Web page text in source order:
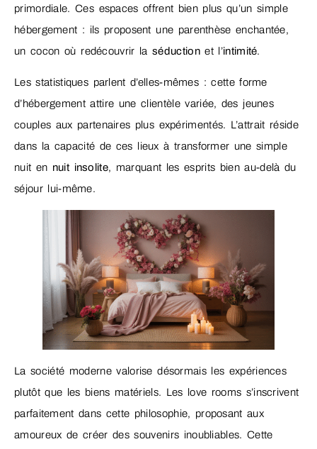
primordiale. Ces espaces offrent bien plus qu’un simple
hébergement : ils proposent une parenthèse enchantée,
un cocon où redécouvrir laséductionet l’intimité.
Les statistiques parlent d’elles-mêmes : cette forme
d’hébergement attire une clientèle variée, des jeunes
couples aux partenaires plus expérimentés. L’attrait réside
dans la capacité de ces lieux à transformer une simple
nuit en nuit insolite, marquant les esprits bien au-delà du
séjour lui-même.
La société moderne valorise désormais les expériences
plutôt que les biens matériels. Les love rooms s’inscrivent
parfaitement dans cette philosophie, proposant aux
amoureux de créer des souvenirs inoubliables. Cette